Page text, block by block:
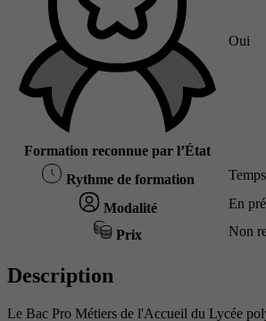
Formation reconnue par l’État
Oui
Rythme de formation
Modalité En
Prix Non
Description
Le Bac Pro Métiers de l'Accueil du Lycée